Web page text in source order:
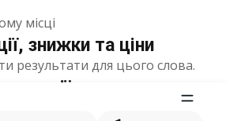
місці
знижки та ціни
результати для цього слова.